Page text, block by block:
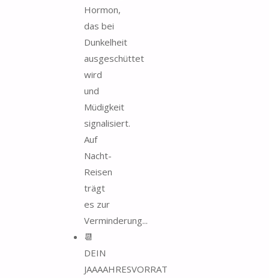
Hormon,
das bei
Dunkelheit
ausgeschüttet
wird
und
Müdigkeit
signalisiert.
Auf
Nacht-
Reisen
trägt
es zur
Verminderung...
📆
DEIN
JAAAAHRESVORRAT